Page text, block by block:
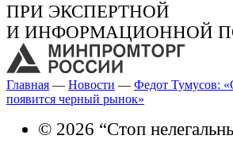
ПРИ ЭКСПЕРТНОЙ
И ИНФОРМАЦИОННОЙ
Главная — Новости — Федот Тумусов:
появится черный рынок»
© 2026 “Стоп